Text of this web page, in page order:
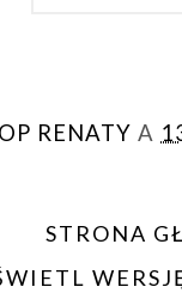
RENATY A
STRONA